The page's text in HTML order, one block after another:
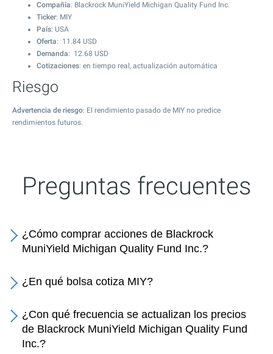
Compañía: Blackrock MuniYield Michigan Quality Fund Inc.
Ticker: MIY
País: USA
Oferta: 11.84 USD
Demanda: 12.68 USD
Cotizaciones: en tiempo real, actualización automática
Riesgo
Advertencia de riesgo: El rendimiento pasado de MIY no predice
rendimientos futuros.
Preguntas frecuentes
¿Cómo comprar acciones de Blackrock
MuniYield Michigan Quality Fund Inc.?
¿En qué bolsa cotiza MIY?
¿Con qué frecuencia se actualizan los precios
de Blackrock MuniYield Michigan Quality Fund
Inc.?